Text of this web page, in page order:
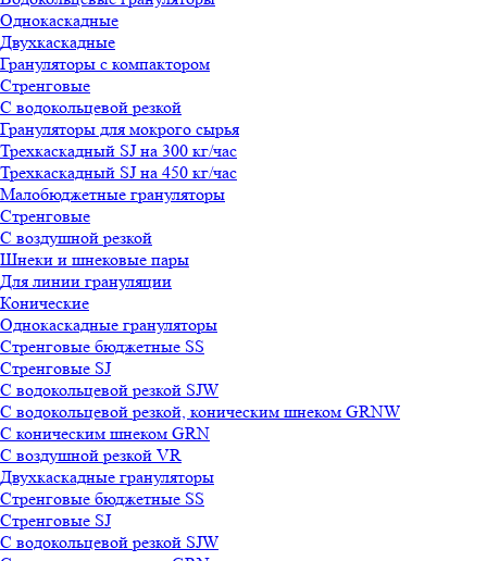
Однокаскадные
Двухкаскадные
Грануляторы с компактором
Стренговые
С водокольцевой резкой
Грануляторы для мокрого сырья
Трехкаскадный SJ на 300 кг/час
Трехкаскадный SJ на 450 кг/час
Малобюджетные грануляторы
Стренговые
С воздушной резкой
Шнеки и шнековые пары
Для линии грануляции
Конические
Однокаскадные грануляторы
Стренговые бюджетные SS
Стренговые SJ
С водокольцевой резкой SJW
С водокольцевой резкой, коническим шнеком GRNW
С коническим шнеком GRN
С воздушной резкой VR
Двухкаскадные грануляторы
Стренговые бюджетные SS
Стренговые SJ
С водокольцевой резкой SJW